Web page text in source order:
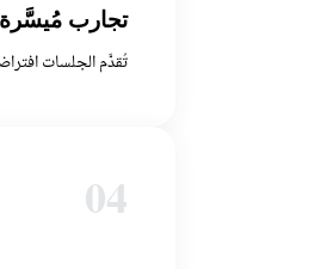
تجارب مُيسَّرة
تُقدَّم الجلسات
04